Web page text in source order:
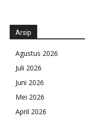
Arsip
Agustus 2026
Juli 2026
Juni 2026
Mei 2026
April 2026